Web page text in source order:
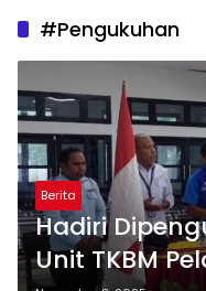
#Pengukuhan
Berita
Hadiri
Unit TKBM